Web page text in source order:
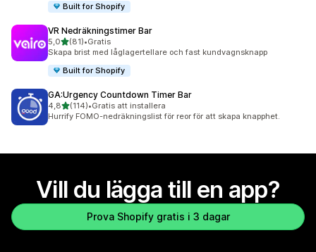
Built for Shopify
VR Nedräkningstimer Bar
5,0av 5 stjärnor
(81)
81 recensioner totalt
•Gratis
Skapa brist med låglagertellare och fast kundvagnsknapp
Built for Shopify
GA:Urgency Countdown Timer Bar
4,8av 5 stjärnor
(114)
114 recensioner totalt
•Gratis att installera
Hurrify FOMO-nedräkningslist för reor för att skapa knapphet.
Vill du lägga till en app?
Prova Shopify gratis i 3 dagar